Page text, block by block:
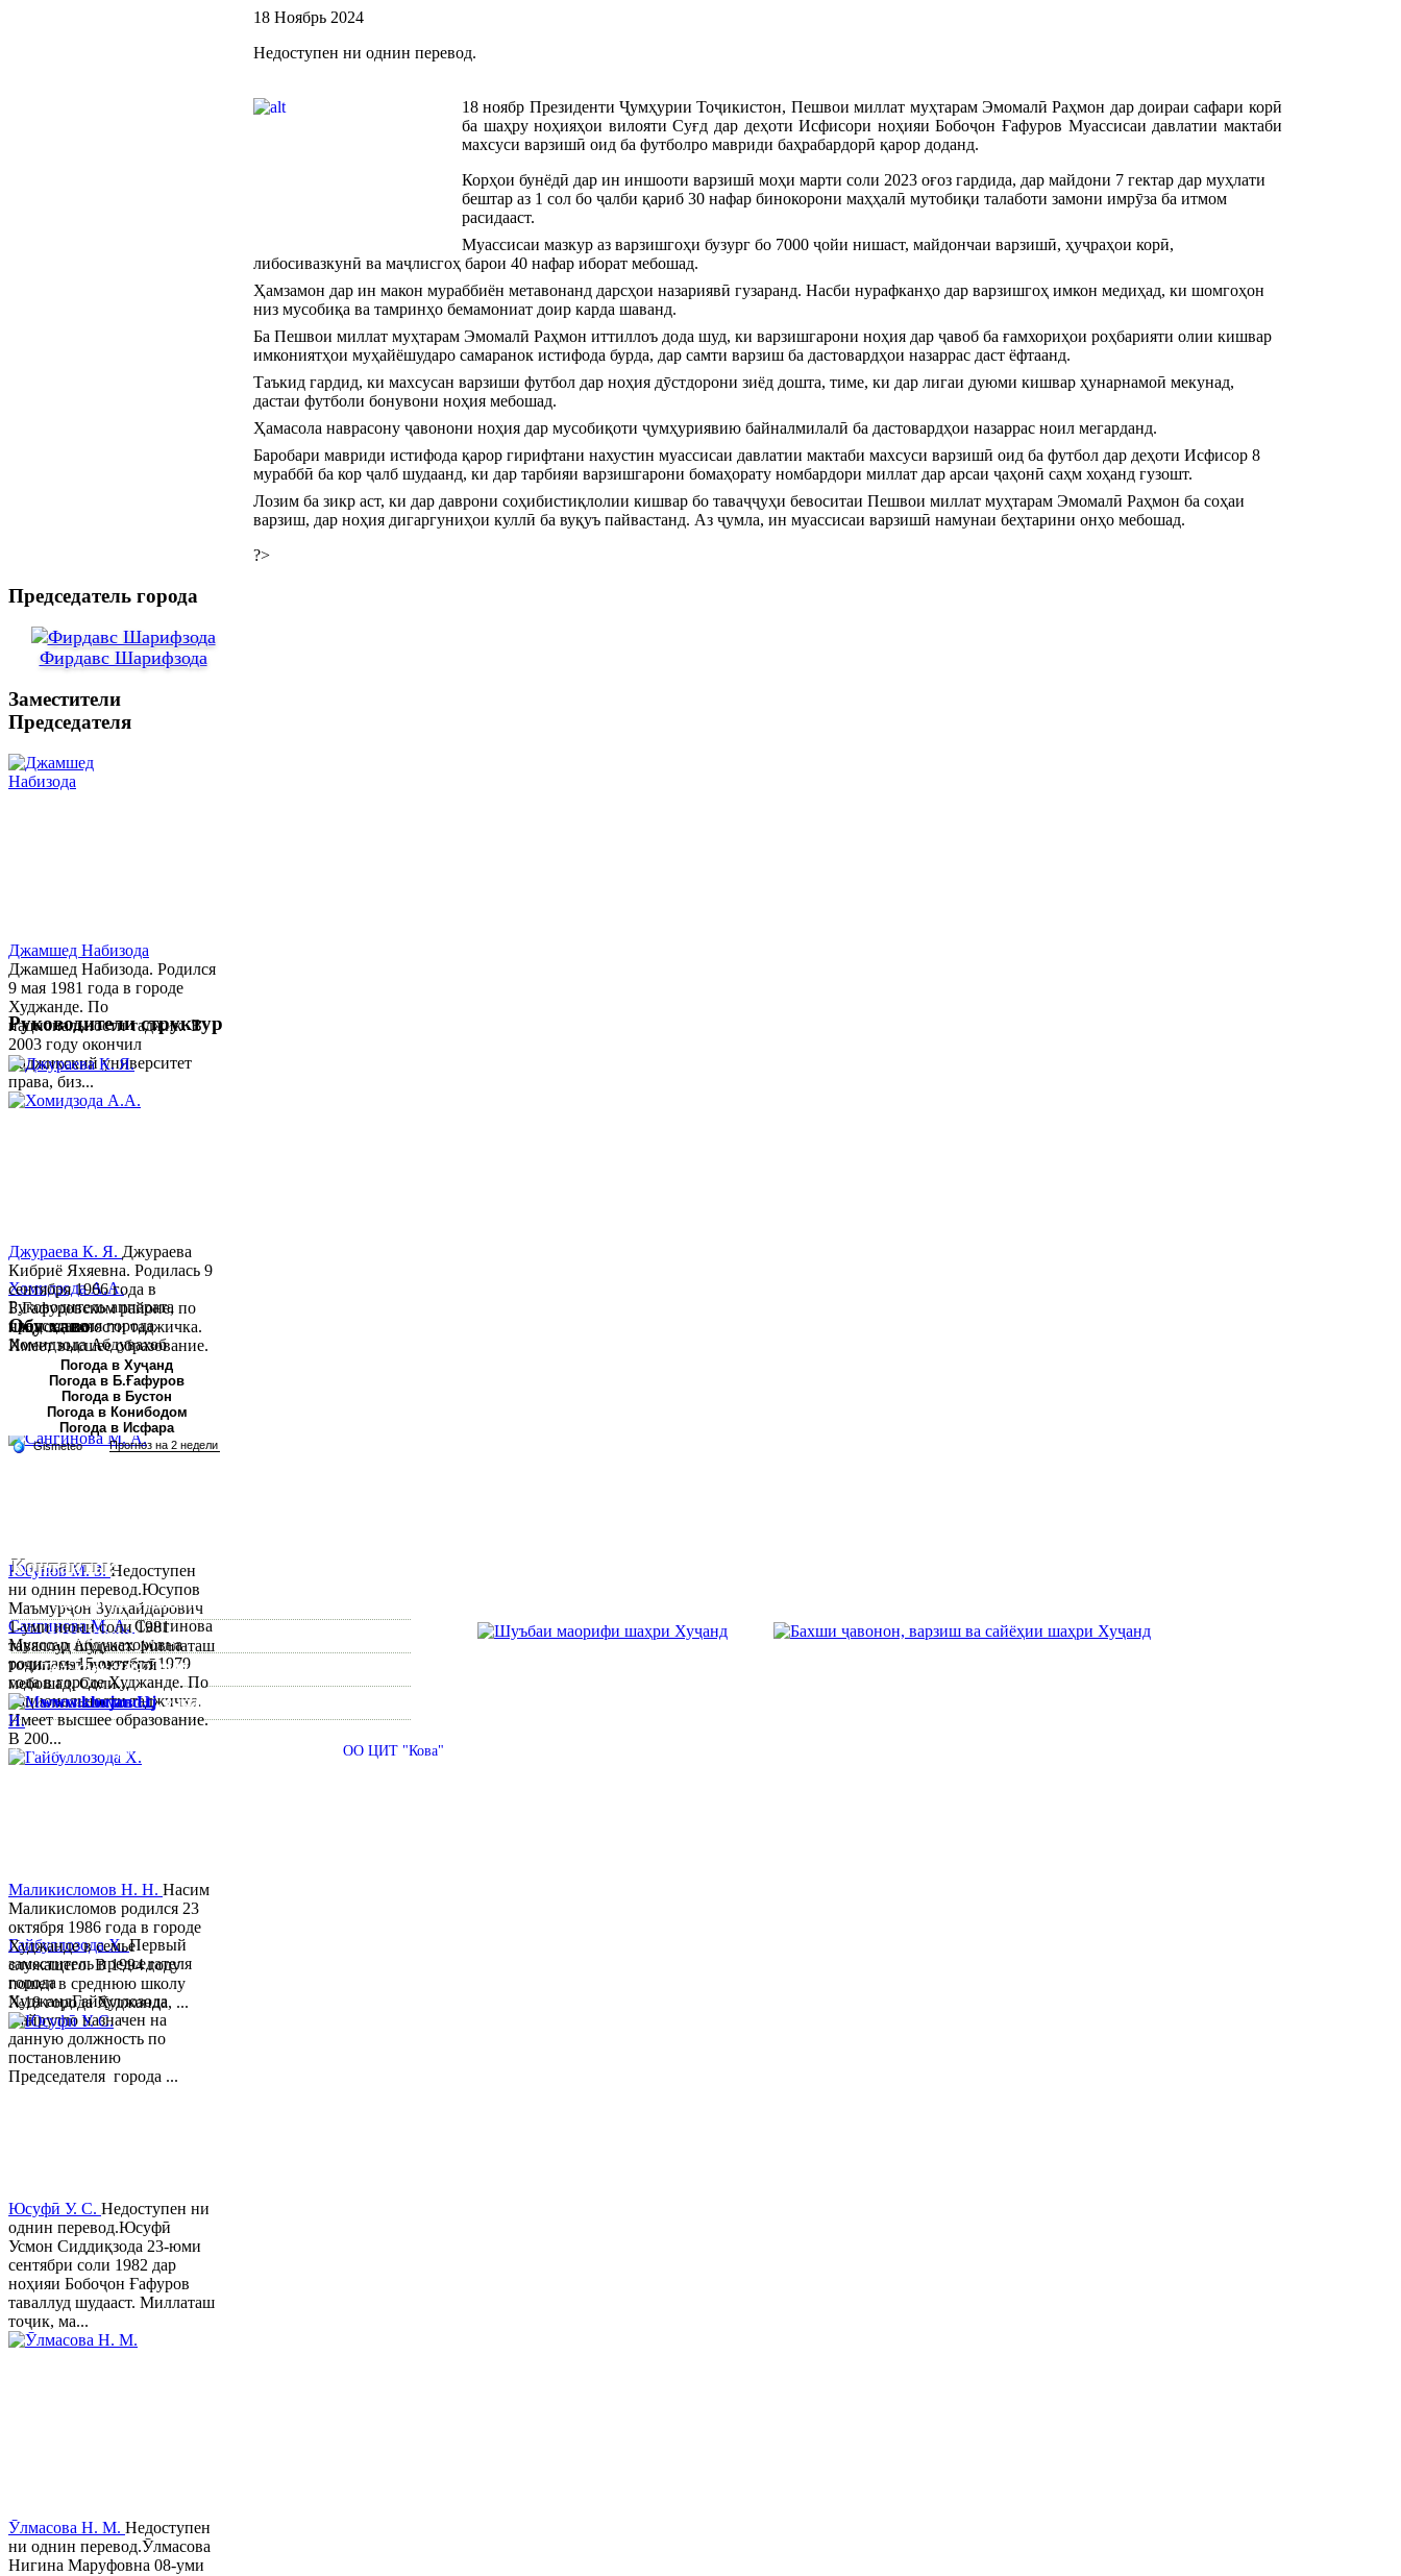
18 Ноябрь 2024
Недоступен ни однин перевод.
18 ноябр Президенти Ҷумҳурии Тоҷикистон, Пешвои миллат муҳтарам Эмомалӣ Раҳмон дар доираи сафари корӣ
ба шаҳру ноҳияҳои вилояти Суғд дар деҳоти Исфисори ноҳияи Бобоҷон Ғафуров Муассисаи давлатии мактаби
махсуси варзишӣ оид ба футболро мавриди баҳрабардорӣ қарор доданд.
Корҳои бунёдӣ дар ин иншооти варзишӣ моҳи марти соли 2023 оғоз гардида, дар майдони 7 гектар дар муҳлати
бештар аз 1 сол бо ҷалби қариб 30 нафар бинокорони маҳҳалӣ мутобиқи талаботи замони имрӯза ба итмом
расидааст.
Муассисаи мазкур аз варзишгоҳи бузург бо 7000 ҷойи нишаст, майдончаи варзишӣ, ҳуҷраҳои корӣ,
либосивазкунӣ ва маҷлисгоҳ барои 40 нафар иборат мебошад.
Ҳамзамон дар ин макон мураббиён метавонанд дарсҳои назариявӣ гузаранд. Насби нурафканҳо дар варзишгоҳ имкон медиҳад, ки шомгоҳон
низ мусобиқа ва тамринҳо бемамониат доир карда шаванд.
Ба Пешвои миллат муҳтарам Эмомалӣ Раҳмон иттиллоъ дода шуд, ки варзишгарони ноҳия дар ҷавоб ба ғамхориҳои роҳбарияти олии кишвар
имкониятҳои муҳайёшударо самаранок истифода бурда, дар самти варзиш ба дастовардҳои назаррас даст ёфтаанд.
Таъкид гардид, ки махсусан варзиши футбол дар ноҳия дӯстдорони зиёд дошта, тиме, ки дар лигаи дуюми кишвар ҳунарнамоӣ мекунад,
дастаи футболи бонувони ноҳия мебошад.
Ҳамасола наврасону ҷавонони ноҳия дар мусобиқоти ҷумҳуриявию байналмилалӣ ба дастовардҳои назаррас ноил мегарданд.
Баробари мавриди истифода қарор гирифтани нахустин муассисаи давлатии мактаби махсуси варзишӣ оид ба футбол дар деҳоти Исфисор 8
мураббӣ ба кор ҷалб шудаанд, ки дар тарбияи варзишгарони бомаҳорату номбардори миллат дар арсаи ҷаҳонӣ саҳм хоҳанд гузошт.
Лозим ба зикр аст, ки дар даврони соҳибистиқлолии кишвар бо таваҷҷуҳи бевоситаи Пешвои миллат муҳтарам Эмомалӣ Раҳмон ба соҳаи
варзиш, дар ноҳия дигаргуниҳои куллӣ ба вуқуъ пайвастанд. Аз ҷумла, ин муассисаи варзишӣ намунаи беҳтарини онҳо мебошад.
?>
Председатель города
Фирдавс Шарифзода
Заместители
Председателя
Джамшед Набизода
Джамшед Набизода. Родился
9 мая 1981 года в городе
Худжанде. По
национальности таджик. В
2003 году окончил
Таджикский университет
права, биз...
Хомидзода А.А.
Руководитель аппарата
председателя города
Хомидзода Абдувахоб
Абдумаджид родился 8
июня 1978 года в городе
Худжанде. По
национальности...
Сангинова М. А.Сангинова
Муяссар Абдукахоровна
родилась 15 октября 1979
года в городе Худжанде. По
национальности таджичка.
Имеет высшее образование.
В 200...
Гайбуллозода Х.Первый
заместитель председателя
города
ХуджандГайбуллозода
Хайрулло назначен на
данную должность по
постановлению
Председателя города ...
Руководители структур
Джураева К. Я. Джураева
Кибриё Яхяевна. Родилась 9
сентября 1966 года в
Б.Гафуровском районе, по
национальности таджичка.
Имеет высшее образование.
В 1997 ...
Юсупов М. З.Недоступен
ни однин перевод.Юсупов
Маъмурҷон Зулҳайдарович
1-уми июни соли 1981
таваллуд шудааст. Миллаташ
тоҷик, маълумот олӣ
мебошад. Соли...
Маликисломов Н. Н. Насим
Маликисломов родился 23
октября 1986 года в городе
Худжанде в семье
служащего. В 1994 году
пошел в среднюю школу
№18 города Худжанда, ...
Юсуфӣ У. C. Недоступен ни
однин перевод.Юсуфӣ
Усмон Сиддиқзода 23-юми
сентябри соли 1982 дар
ноҳияи Бобоҷон Ғафуров
таваллуд шудааст. Миллаташ
тоҷик, ма...
Ӯлмасова Н. М. Недоступен
ни однин перевод.Ӯлмасова
Нигина Маруфовна 08-уми
Обу хаво
Погода в Хуҷанд
Погода в Б.Ғафуров
Погода в Бустон
Погода в Конибодом
Погода в Исфара
Контакты:
Республика Таджикистан, Согдийскый область,
город Худжанд, проспект Р.Набиева 39.
Тел:/Факс:992 3422 6-02-44, 992 3422 6-74-28
www.khujand.tj, e-mail:
© 2013-2018 Разработчик и техническая поддержка ОО ЦИТ "Кова"